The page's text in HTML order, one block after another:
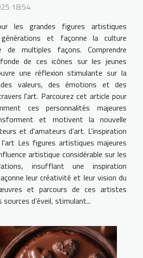
18:54
les grandes figures artistiques
et façonne la culture
de multiples façons. Comprendre
de ces icônes sur les jeunes
une réflexion stimulante sur la
valeurs, des émotions et des
l'art. Parcourez cet article pour
ces personnalités majeures
et motivent la nouvelle
et d'amateurs d’art. L'inspiration
Les figures artistiques majeures
artistique considérable sur les
insufflant une inspiration
leur créativité et leur vision du
et parcours de ces artistes
d’éveil, stimulant...